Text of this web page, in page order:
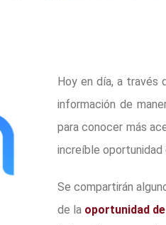
Hoy en día, a través
información de
para conocer más
increíble oportunidad
Se compartirán
de la oportunidad